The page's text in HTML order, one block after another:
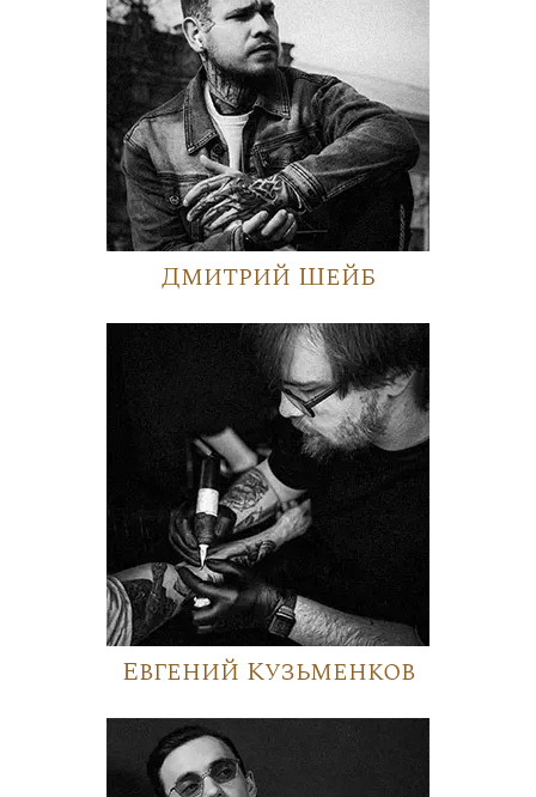
Дмитрий Шейб
Евгений Кузьменков